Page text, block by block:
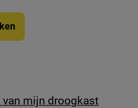
mijn droogkast